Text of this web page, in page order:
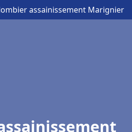
assainissement Marignier